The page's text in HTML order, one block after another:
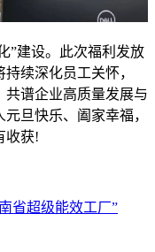
”建设。此次福利发放
续深化员工关怀，
共谱企业高质量发展与
旦快乐、阖家幸福，
收获!
省超级能效工厂”